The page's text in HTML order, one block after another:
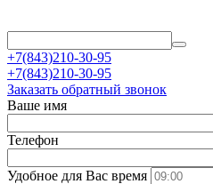
+7(843)210-30-95
+7(843)210-30-95
Заказать обратный звонок
Ваше имя
Телефон
Удобное для Вас время